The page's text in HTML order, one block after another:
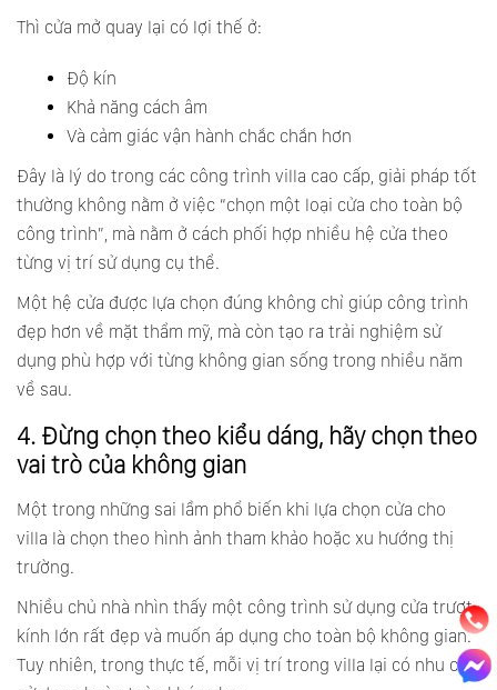
Thì cửa mở quay lại có lợi thế ở:
Độ kín
Khả năng cách âm
Và cảm giác vận hành chắc chắn hơn
Đây là lý do trong các công trình villa cao cấp, giải pháp tốt
thường không nằm ở việc “chọn một loại cửa cho toàn bộ
công trình”, mà nằm ở cách phối hợp nhiều hệ cửa theo
từng vị trí sử dụng cụ thể.
Một hệ cửa được lựa chọn đúng không chỉ giúp công trình
đẹp hơn về mặt thẩm mỹ, mà còn tạo ra trải nghiệm sử
dụng phù hợp với từng không gian sống trong nhiều năm
về sau.
4. Đừng chọn theo kiểu dáng, hãy chọn theo
vai trò của không gian
Một trong những sai lầm phổ biến khi lựa chọn cửa cho
villa là chọn theo hình ảnh tham khảo hoặc xu hướng thị
trường.
Nhiều chủ nhà nhìn thấy một công trình sử dụng cửa trượt
kính lớn rất đẹp và muốn áp dụng cho toàn bộ không gian.
Tuy nhiên, trong thực tế, mỗi vị trí trong villa lại có nhu cầu